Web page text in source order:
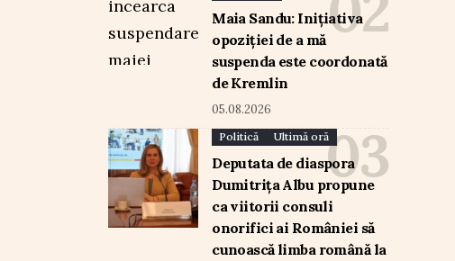
Maia Sandu: Inițiativa
opoziției de a mă
suspenda este coordonată
de Kremlin
05.08.2026
Politică Ultimă oră
Deputata de diaspora
Dumitrița Albu propune
ca viitorii consuli
onorifici ai României să
cunoască limba română la